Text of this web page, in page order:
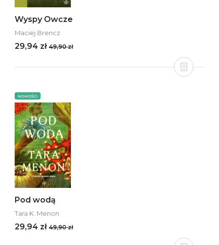
Wyspy Owcze
Maciej Brencz
29,94 zł 49,90 zł
NOWOŚCI
Pod wodą
Tara K. Menon
29,94 zł 49,90 zł